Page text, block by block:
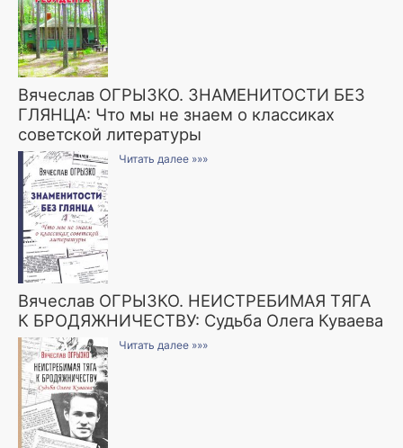
Вячеслав ОГРЫЗКО. ЗНАМЕНИТОСТИ БЕЗ
ГЛЯНЦА: Что мы не знаем о классиках
советской литературы
Читать далее »»»
Вячеслав ОГРЫЗКО. НЕИСТРЕБИМАЯ ТЯГА
К БРОДЯЖНИЧЕСТВУ: Судьба Олега Куваева
Читать далее »»»